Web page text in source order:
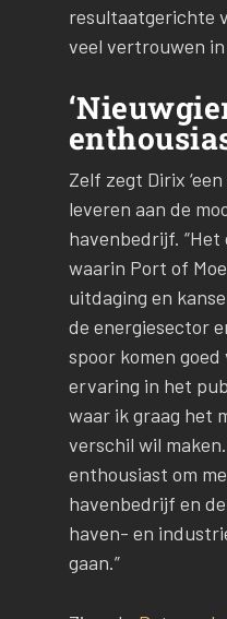
resultaatgerichte
veel vertrouwen in
Zelf zegt Dirix
leveren aan de
havenbedrijf. “Het
waarin Port of
uitdaging en
de energiesector
spoor komen
ervaring in het
waar ik graag het
verschil wil
enthousiast om
havenbedrijf en
haven- en
gaan.”